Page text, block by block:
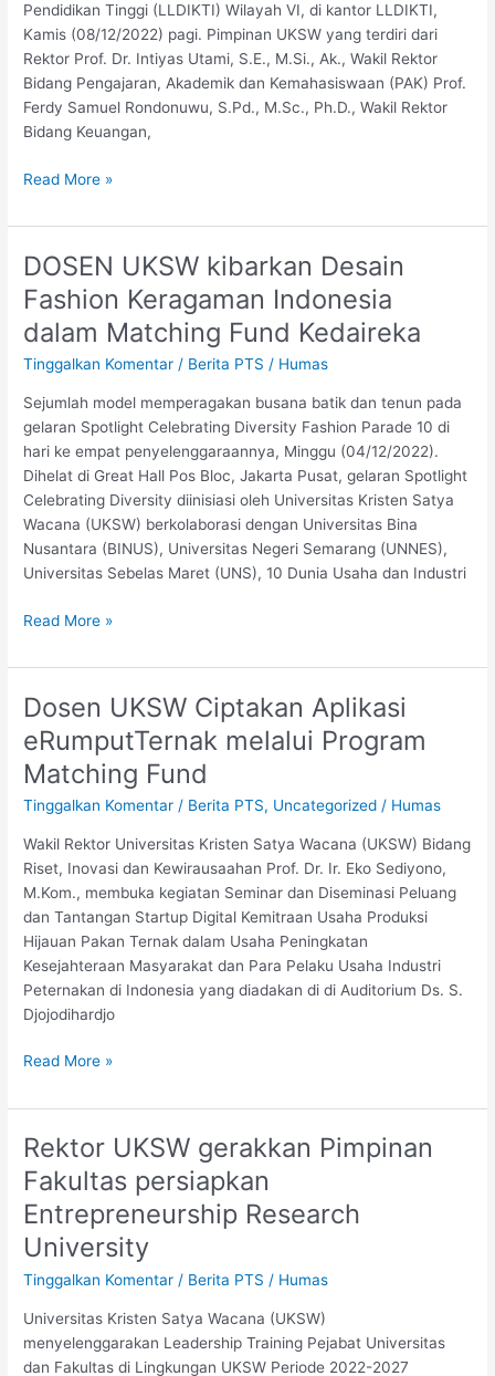
Pendidikan Tinggi (LLDIKTI) Wilayah VI, di kantor LLDIKTI,
Kamis (08/12/2022) pagi. Pimpinan UKSW yang terdiri dari
Rektor Prof. Dr. Intiyas Utami, S.E., M.Si., Ak., Wakil Rektor
Bidang Pengajaran, Akademik dan Kemahasiswaan (PAK) Prof.
Ferdy Samuel Rondonuwu, S.Pd., M.Sc., Ph.D., Wakil Rektor
Bidang Keuangan,
Kinerja
Mutu
Unggul
dan
Kerjasama
Internasional
Read More »
DOSEN UKSW kibarkan Desain
Fashion Keragaman Indonesia
dalam Matching Fund Kedaireka
Tinggalkan Komentar / Berita PTS / Humas
Sejumlah model memperagakan busana batik dan tenun pada
gelaran Spotlight Celebrating Diversity Fashion Parade 10 di
hari ke empat penyelenggaraannya, Minggu (04/12/2022).
Dihelat di Great Hall Pos Bloc, Jakarta Pusat, gelaran Spotlight
Celebrating Diversity diinisiasi oleh Universitas Kristen Satya
Wacana (UKSW) berkolaborasi dengan Universitas Bina
Nusantara (BINUS), Universitas Negeri Semarang (UNNES),
Universitas Sebelas Maret (UNS), 10 Dunia Usaha dan Industri
DOSEN
UKSW
kibarkan
Desain
Fashion
Indonesia
dalam
Matching
Fund
Kedaireka
Read More »
Dosen UKSW Ciptakan Aplikasi
eRumputTernak melalui Program
Matching Fund
Tinggalkan Komentar / Berita PTS, Uncategorized / Humas
Wakil Rektor Universitas Kristen Satya Wacana (UKSW) Bidang
Riset, Inovasi dan Kewirausaahan Prof. Dr. Ir. Eko Sediyono,
M.Kom., membuka kegiatan Seminar dan Diseminasi Peluang
dan Tantangan Startup Digital Kemitraan Usaha Produksi
Hijauan Pakan Ternak dalam Usaha Peningkatan
Kesejahteraan Masyarakat dan Para Pelaku Usaha Industri
Peternakan di Indonesia yang diadakan di di Auditorium Ds. S.
Djojodihardjo
Dosen
UKSW
Ciptakan
Aplikasi
eRumputTernak
Program
Matching
Fund
Read More »
Rektor UKSW gerakkan Pimpinan
Fakultas persiapkan
Entrepreneurship Research
University
Tinggalkan Komentar / Berita PTS / Humas
Universitas Kristen Satya Wacana (UKSW)
menyelenggarakan Leadership Training Pejabat Universitas
dan Fakultas di Lingkungan UKSW Periode 2022-2027
Rektor
UKSW
gerakkan
Pimpinan
Fakultas
Entrepreneurship
Research
University